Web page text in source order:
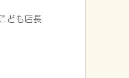
ども店長